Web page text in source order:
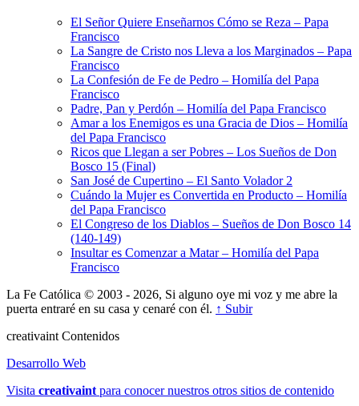
El Señor Quiere Enseñarnos Cómo se Reza – Papa
Francisco
La Sangre de Cristo nos Lleva a los Marginados – Papa
Francisco
La Confesión de Fe de Pedro – Homilía del Papa
Francisco
Padre, Pan y Perdón – Homilía del Papa Francisco
Amar a los Enemigos es una Gracia de Dios – Homilía
del Papa Francisco
Ricos que Llegan a ser Pobres – Los Sueños de Don
Bosco 15 (Final)
San José de Cupertino – El Santo Volador 2
Cuándo la Mujer es Convertida en Producto – Homilía
del Papa Francisco
El Congreso de los Diablos – Sueños de Don Bosco 14
(140-149)
Insultar es Comenzar a Matar – Homilía del Papa
Francisco
La Fe Católica © 2003 - 2026, Si alguno oye mi voz y me abre la
puerta entraré en su casa y cenaré con él. ↑ Subir
creativaint Contenidos
Desarrollo Web
Visita creativaint para conocer nuestros otros sitios de contenido